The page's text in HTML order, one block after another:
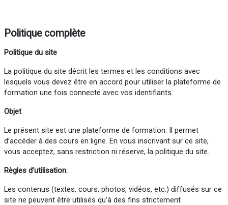
Politique complète
Politique du site
La politique du site décrit les termes et les conditions avec
lesquels vous devez être en accord pour utiliser la plateforme de
formation une fois connecté avec vos identifiants.
Objet
Le présent site est une plateforme de formation. Il permet
d’accéder à des cours en ligne. En vous inscrivant sur ce site,
vous acceptez, sans restriction ni réserve, la politique du site.
Règles d’utilisation.
Les contenus (textes, cours, photos, vidéos, etc.) diffusés sur ce
site ne peuvent être utilisés qu’à des fins strictement